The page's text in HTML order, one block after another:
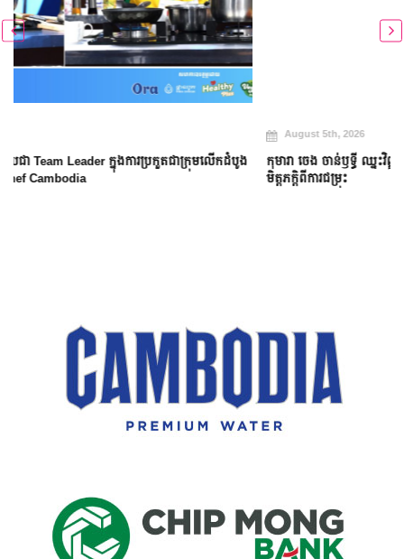
កុមារា ចេង ចាន់ឫទ្ធី ឈ្នះវិញ្ញាសាប្រអប់អាថ៌កំបាង និងប្រើសិទ្ធិពិសេសជួយសង្គ្រោះ
មិត្តភក្តិពីការជម្រុះ